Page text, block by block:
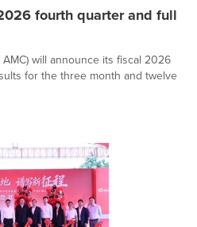
fourth quarter and full
AMC) will announce its fiscal 2026
for the three month and twelve